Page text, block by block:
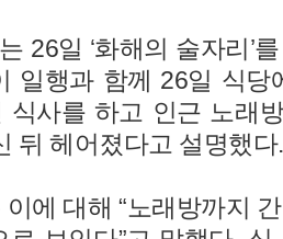
26일 ‘화해의 술자리’
일행과 함께 26일 식당
식사를 하고 인근 노래
뒤 헤어졌다고 설명했다.
에 대해 “노래방까지